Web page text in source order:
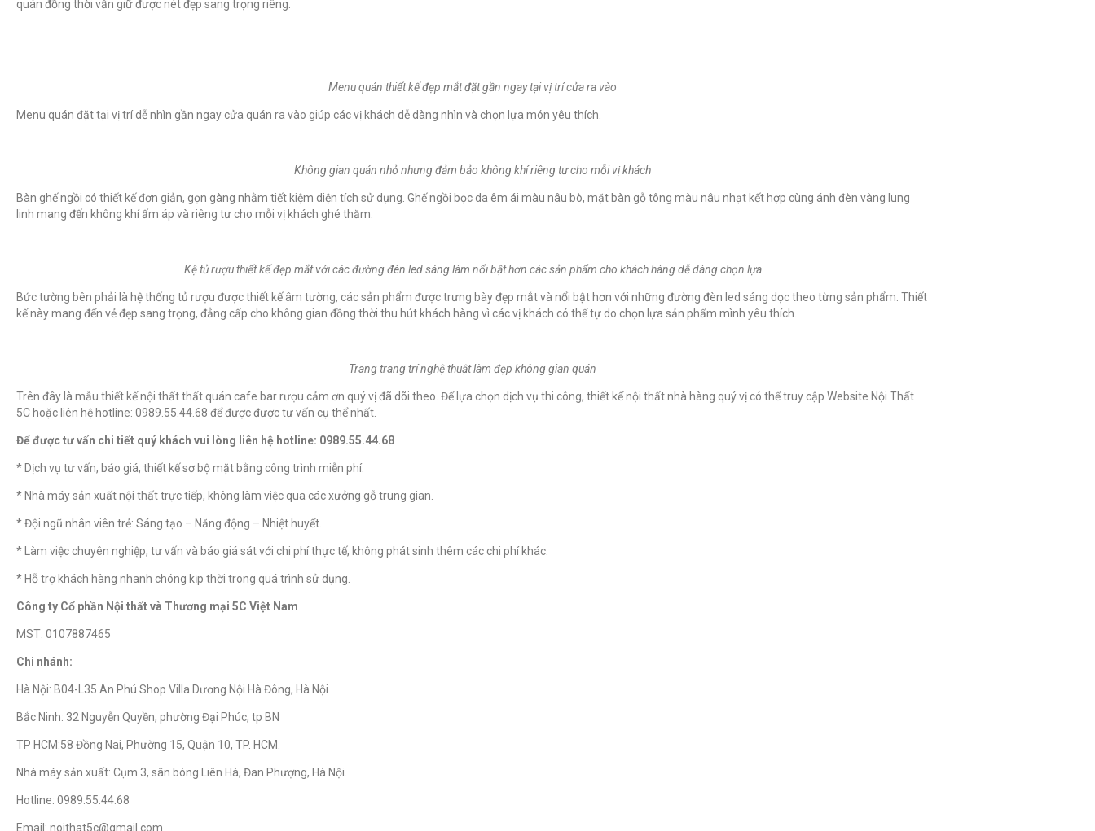
quán đồng thời vẫn giữ được nét đẹp sang trọng riêng.
Menu quán thiết kế đẹp mắt đặt gần ngay tại vị trí cửa ra vào
Menu quán đặt tại vị trí dễ nhìn gần ngay cửa quán ra vào giúp các vị khách dễ dàng nhìn và chọn lựa món yêu thích.
Không gian quán nhỏ nhưng đảm bảo không khí riêng tư cho mỗi vị khách
Bàn ghế ngồi có thiết kế đơn giản, gọn gàng nhằm tiết kiệm diện tích sử dụng. Ghế ngồi bọc da êm ái màu nâu bò, mặt bàn gỗ tông màu nâu nhạt kết hợp cùng ánh đèn vàng lung
linh mang đến không khí ấm áp và riêng tư cho mỗi vị khách ghé thăm.
Kệ tủ rượu thiết kế đẹp mắt với các đường đèn led sáng làm nổi bật hơn các sản phẩm cho khách hàng dễ dàng chọn lựa
Bức tường bên phải là hệ thống tủ rượu được thiết kế âm tường, các sản phẩm được trưng bày đẹp mắt và nổi bật hơn với những đường đèn led sáng dọc theo từng sản phẩm. Thiết
kế này mang đến vẻ đẹp sang trọng, đẳng cấp cho không gian đồng thời thu hút khách hàng vì các vị khách có thể tự do chọn lựa sản phẩm mình yêu thích.
Trang trang trí nghệ thuật làm đẹp không gian quán
Trên đây là mẫu thiết kế nội thất thất quán cafe bar rượu cảm ơn quý vị đã dõi theo. Để lựa chọn dịch vụ thi công, thiết kế nội thất nhà hàng quý vị có thể truy cập Website Nội Thất
5C hoặc liên hệ hotline: 0989.55.44.68 để được được tư vấn cụ thể nhất.
Để được tư vấn chi tiết quý khách vui lòng liên hệ hotline: 0989.55.44.68
* Dịch vụ tư vấn, báo giá, thiết kế sơ bộ mặt bằng công trình miễn phí.
* Nhà máy sản xuất nội thất trực tiếp, không làm việc qua các xưởng gỗ trung gian.
* Đội ngũ nhân viên trẻ: Sáng tạo – Năng động – Nhiệt huyết.
* Làm việc chuyên nghiệp, tư vấn và báo giá sát với chi phí thực tế, không phát sinh thêm các chi phí khác.
* Hỗ trợ khách hàng nhanh chóng kịp thời trong quá trình sử dụng.
Công ty Cổ phần Nội thất và Thương mại 5C Việt Nam
MST: 0107887465
Chi nhánh:
Hà Nội: B04-L35 An Phú Shop Villa Dương Nội Hà Đông, Hà Nội
Bắc Ninh: 32 Nguyễn Quyền, phường Đại Phúc, tp BN
TP HCM:58 Đồng Nai, Phường 15, Quận 10, TP. HCM.
Nhà máy sản xuất: Cụm 3, sân bóng Liên Hà, Đan Phượng, Hà Nội.
Hotline: 0989.55.44.68
Email: noithat5c@gmail.com